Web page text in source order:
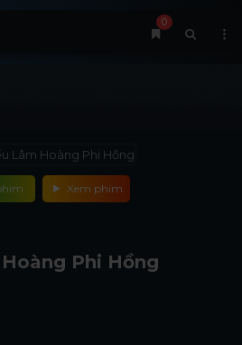
0
Xem phim
Phi Hồng